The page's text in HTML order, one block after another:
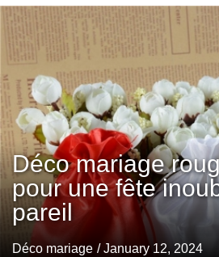
Déco mariage
pour une fête
pareil
Déco mariage / January 12, 2024